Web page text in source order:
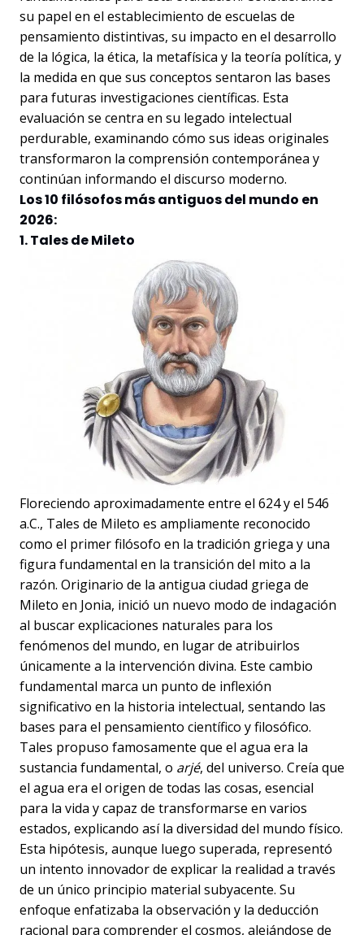
su papel en el establecimiento de escuelas de
pensamiento distintivas, su impacto en el desarrollo
de la lógica, la ética, la metafísica y la teoría política, y
la medida en que sus conceptos sentaron las bases
para futuras investigaciones científicas. Esta
evaluación se centra en su legado intelectual
perdurable, examinando cómo sus ideas originales
transformaron la comprensión contemporánea y
continúan informando el discurso moderno.
Los 10 filósofos más antiguos del mundo en
2026:
1. Tales de Mileto
Floreciendo aproximadamente entre el 624 y el 546
a.C., Tales de Mileto es ampliamente reconocido
como el primer filósofo en la tradición griega y una
figura fundamental en la transición del mito a la
razón. Originario de la antigua ciudad griega de
Mileto en Jonia, inició un nuevo modo de indagación
al buscar explicaciones naturales para los
fenómenos del mundo, en lugar de atribuirlos
únicamente a la intervención divina. Este cambio
fundamental marca un punto de inflexión
significativo en la historia intelectual, sentando las
bases para el pensamiento científico y filosófico.
Tales propuso famosamente que el agua era la
sustancia fundamental, o arjé, del universo. Creía que
el agua era el origen de todas las cosas, esencial
para la vida y capaz de transformarse en varios
estados, explicando así la diversidad del mundo físico.
Esta hipótesis, aunque luego superada, representó
un intento innovador de explicar la realidad a través
de un único principio material subyacente. Su
enfoque enfatizaba la observación y la deducción
racional para comprender el cosmos, alejándose de